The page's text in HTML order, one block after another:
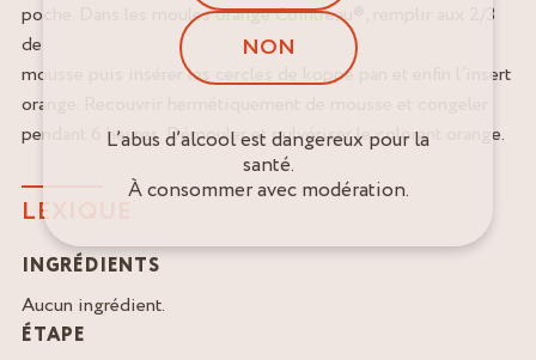
poche. Dans les moules orange Cointreau®, remplir aux 2/3
de
mousse puis insérer les cercles de koppe pan et enfin l’insert
orange. Recouvrir hermétiquement de mousse et congeler
pendant 6 heures. Démouler et pulvériser le colorant orange.
LEXIQUE
INGRÉDIENTS
Aucun ingrédient.
ÉTAPE
NON
L’abus d’alcool est dangereux pour la
santé.
À consommer avec modération.